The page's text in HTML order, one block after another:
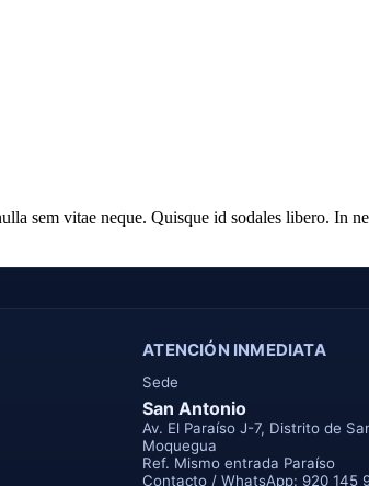
sem vitae neque. Quisque id sodales libero. In
ATENCIÓN INMEDIATA
Sede
San Antonio
Av. El Paraíso J-7, Distrito de
Moquegua
Ref. Mismo entrada Paraíso
Contacto / WhatsApp: 920 145